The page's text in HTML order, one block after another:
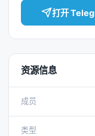
打开
资源信息
成员
类型